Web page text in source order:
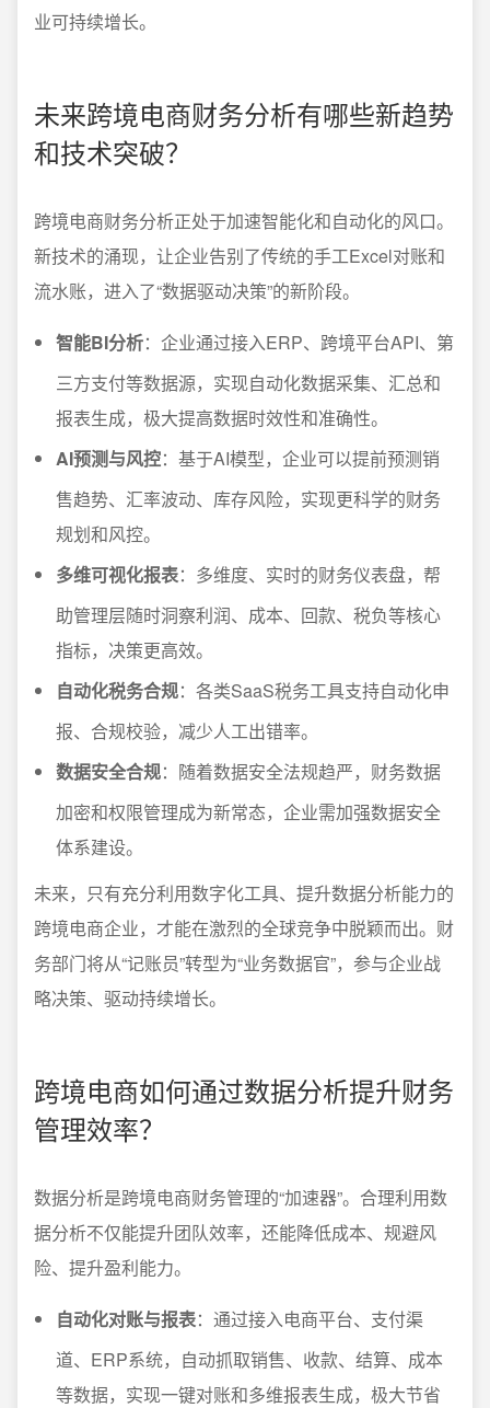
业可持续增长。
未来跨境电商财务分析有哪些新趋势
和技术突破？
跨境电商财务分析正处于加速智能化和自动化的风口。
新技术的涌现，让企业告别了传统的手工Excel对账和
流水账，进入了“数据驱动决策”的新阶段。
智能BI分析：企业通过接入ERP、跨境平台API、第
三方支付等数据源，实现自动化数据采集、汇总和
报表生成，极大提高数据时效性和准确性。
AI预测与风控：基于AI模型，企业可以提前预测销
售趋势、汇率波动、库存风险，实现更科学的财务
规划和风控。
多维可视化报表：多维度、实时的财务仪表盘，帮
助管理层随时洞察利润、成本、回款、税负等核心
指标，决策更高效。
自动化税务合规：各类SaaS税务工具支持自动化申
报、合规校验，减少人工出错率。
数据安全合规：随着数据安全法规趋严，财务数据
加密和权限管理成为新常态，企业需加强数据安全
体系建设。
未来，只有充分利用数字化工具、提升数据分析能力的
跨境电商企业，才能在激烈的全球竞争中脱颖而出。财
务部门将从“记账员”转型为“业务数据官”，参与企业战
略决策、驱动持续增长。
跨境电商如何通过数据分析提升财务
管理效率？
数据分析是跨境电商财务管理的“加速器”。合理利用数
据分析不仅能提升团队效率，还能降低成本、规避风
险、提升盈利能力。
自动化对账与报表：通过接入电商平台、支付渠
道、ERP系统，自动抓取销售、收款、结算、成本
等数据，实现一键对账和多维报表生成，极大节省